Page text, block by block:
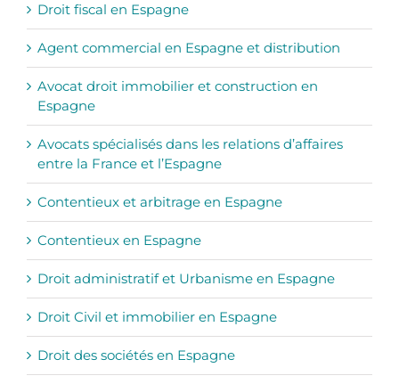
Droit fiscal en Espagne
Agent commercial en Espagne et distribution
Avocat droit immobilier et construction en
Espagne
Avocats spécialisés dans les relations d’affaires
entre la France et l’Espagne
Contentieux et arbitrage en Espagne
Contentieux en Espagne
Droit administratif et Urbanisme en Espagne
Droit Civil et immobilier en Espagne
Droit des sociétés en Espagne